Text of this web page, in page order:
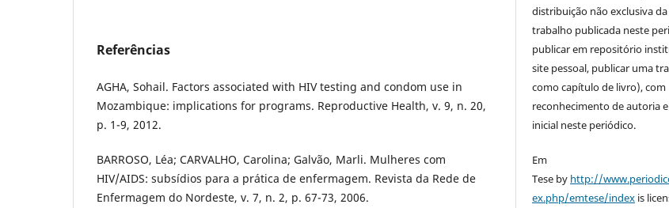
Referências
AGHA, Sohail. Factors associated with HIV testing and condom use in
Mozambique: implications for programs. Reproductive Health, v. 9, n. 20,
p. 1-9, 2012.
BARROSO, Léa; CARVALHO, Carolina; Galvão, Marli. Mulheres com
HIV/AIDS: subsídios para a prática de enfermagem. Revista da Rede de
Enfermagem do Nordeste, v. 7, n. 2, p. 67-73, 2006.
distribuição não exclusiva
trabalho publicada neste
publicar em repositório
site pessoal, publicar uma
como capítulo de livro), com
reconhecimento de autoria
inicial neste periódico.
Em
Tese by http://
ex.php/emtese/index is